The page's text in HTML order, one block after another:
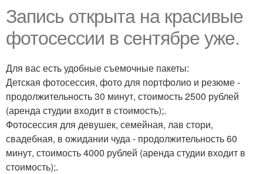
Запись открыта на красивые
фотосессии в сентябре уже.
Для вас есть удобные съемочные пакеты:
Детская фотосессия, фото для портфолио и резюме -
продолжительность 30 минут, стоимость 2500 рублей
(аренда студии входит в стоимость);.
Фотосессия для девушек, семейная, лав стори,
свадебная, в ожидании чуда - продолжительность 60
минут, стоимость 4000 рублей (аренда студии входит в
стоимость);.